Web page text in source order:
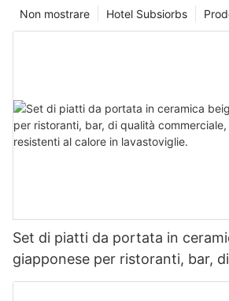
Hotel Subsiorbs
Non mostrare
Set di piatti da portata in
giapponese per ristoranti, bar,
commerciale, sicuri per